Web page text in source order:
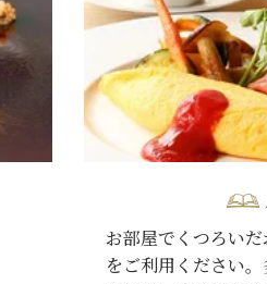
お部屋でくつろい
をご利用ください